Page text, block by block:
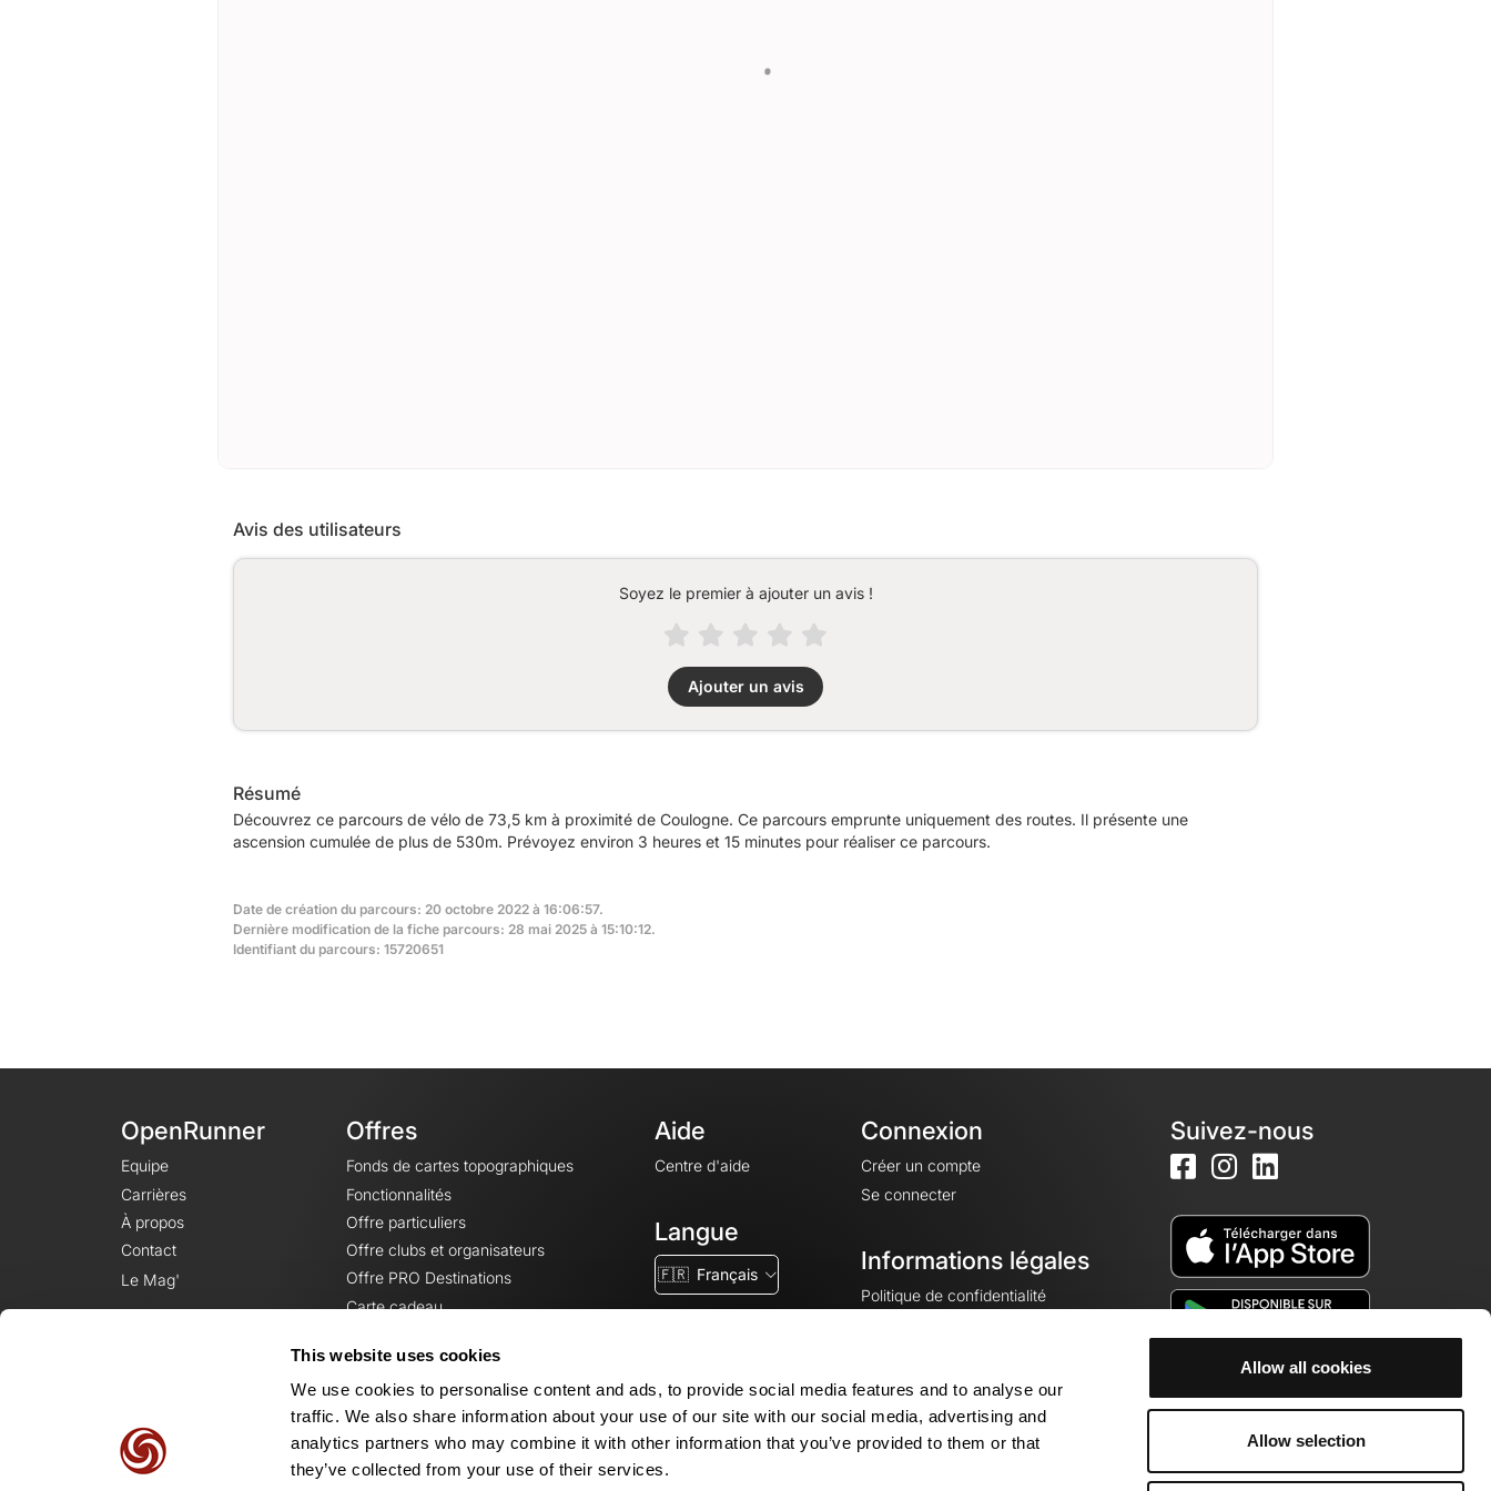
This website uses cookies
We use cookies to personalise content and ads, to provide social media features and to analyse our
traffic. We also share information about your use of our site with our social media, advertising and
analytics partners who may combine it with other information that you’ve provided to them or that
they’ve collected from your use of their services.
Allow all cookies
Allow selection
Avis des utilisateurs
Soyez le premier à ajouter un avis !
Ajouter un avis
Résumé
Découvrez ce parcours de vélo de 73,5 km à proximité de Coulogne. Ce parcours emprunte uniquement des routes. Il présente une
ascension cumulée de plus de 530m. Prévoyez environ 3 heures et 15 minutes pour réaliser ce parcours.
Date de création du parcours: 20 octobre 2022 à 16:06:57.
Dernière modification de la fiche parcours: 28 mai 2025 à 15:10:12.
Identifiant du parcours: 15720651
OpenRunner
Equipe
Carrières
À propos
Contact
Le Mag'
Offres
Fonds de cartes topographiques
Fonctionnalités
Offre particuliers
Offre clubs et organisateurs
Offre PRO Destinations
Carte cadeau
Aide
Centre d'aide
Langue
🇫🇷 Français
Connexion
Créer un compte
Se connecter
Informations légales
Politique de confidentialité
Mentions légales
Paramètres des cookies
Suivez-nous